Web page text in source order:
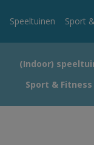
Speeltuinen Sport
(Indoor)
Sport & Fitness